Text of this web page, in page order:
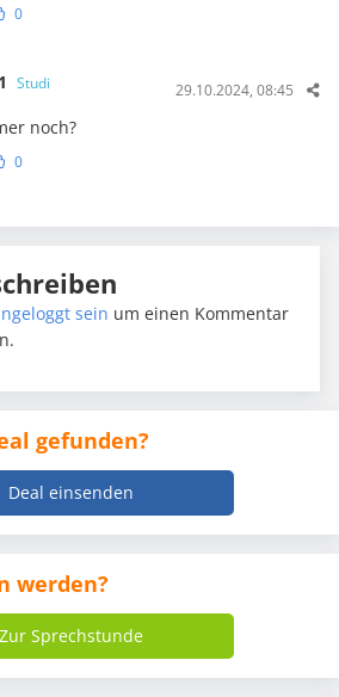
0
Studi 29.10.2024, 08:45
noch?
0
sein um einen Kommentar
gefunden?
Deal einsenden
werden?
Zur Sprechstunde